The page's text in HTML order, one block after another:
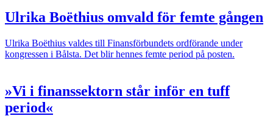
Ulrika Boëthius omvald för femte gången
Ulrika Boëthius valdes till Finansförbundets ordförande under
kongressen i Bålsta. Det blir hennes femte period på posten.
»Vi i finanssektorn står inför en tuff
period«